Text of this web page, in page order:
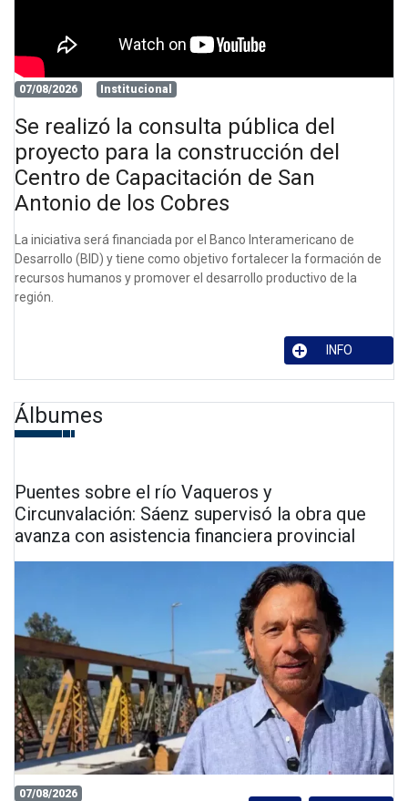
07/08/2026 Institucional
Se realizó la consulta pública del
proyecto para la construcción del
Centro de Capacitación de San
Antonio de los Cobres
La iniciativa será financiada por el Banco Interamericano de
Desarrollo (BID) y tiene como objetivo fortalecer la formación de
recursos humanos y promover el desarrollo productivo de la
región.
INFO
Álbumes
Puentes sobre el río Vaqueros y
Circunvalación: Sáenz supervisó la obra que
avanza con asistencia financiera provincial
07/08/2026